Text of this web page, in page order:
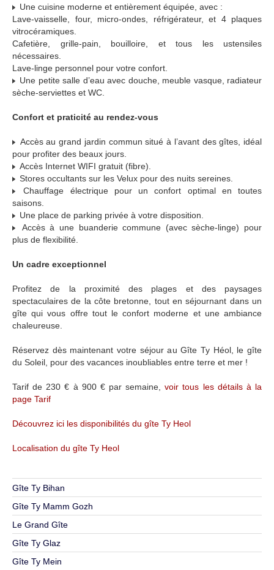
Une cuisine moderne et entièrement équipée, avec :
Lave-vaisselle, four, micro-ondes, réfrigérateur, et 4 plaques
vitrocéramiques.
Cafetière, grille-pain, bouilloire, et tous les ustensiles
nécessaires.
Lave-linge personnel pour votre confort.
Une petite salle d’eau avec douche, meuble vasque, radiateur
sèche-serviettes et WC.
Confort et praticité au rendez-vous
Accès au grand jardin commun situé à l’avant des gîtes, idéal
pour profiter des beaux jours.
Accès Internet WIFI gratuit (fibre).
Stores occultants sur les Velux pour des nuits sereines.
Chauffage électrique pour un confort optimal en toutes
saisons.
Une place de parking privée à votre disposition.
Accès à une buanderie commune (avec sèche-linge) pour
plus de flexibilité.
Un cadre exceptionnel
Profitez de la proximité des plages et des paysages
spectaculaires de la côte bretonne, tout en séjournant dans un
gîte qui vous offre tout le confort moderne et une ambiance
chaleureuse.
Réservez dès maintenant votre séjour au Gîte Ty Héol, le gîte
du Soleil, pour des vacances inoubliables entre terre et mer !
Tarif de 230 € à 900 € par semaine,voir tous les détails à la
page Tarif
Découvrez ici les disponibilités du gîte Ty Heol
Localisation du gîte Ty Heol
Gîte Ty Bihan
Gîte Ty Mamm Gozh
Le Grand Gîte
Gîte Ty Glaz
Gîte Ty Mein